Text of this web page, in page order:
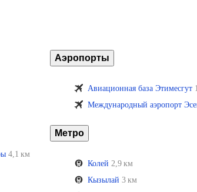
4,1 км
Аэропорты
Авиационная база Этимесгут
Международный аэропорт
Метро
Колей 2,9 км
Кызылай 3 км